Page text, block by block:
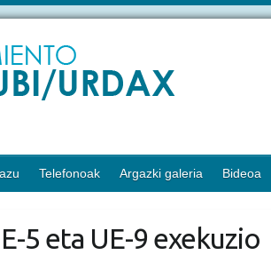
Telefonoak Argazki galeria Bideoa
5 eta UE-9 exekuzio